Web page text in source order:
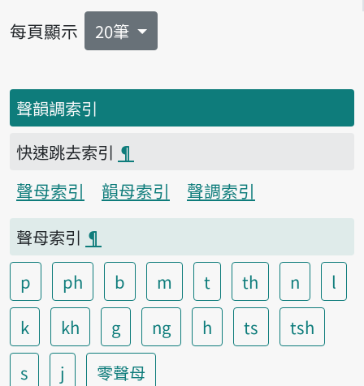
每頁顯示
20筆
聲韻調索引
快速跳去索引 ¶
聲母索引
韻母索引
聲調索引
聲母索引 ¶
p
ph b m t th n
l
k
kh g ng h ts
tsh
s
j
零聲母